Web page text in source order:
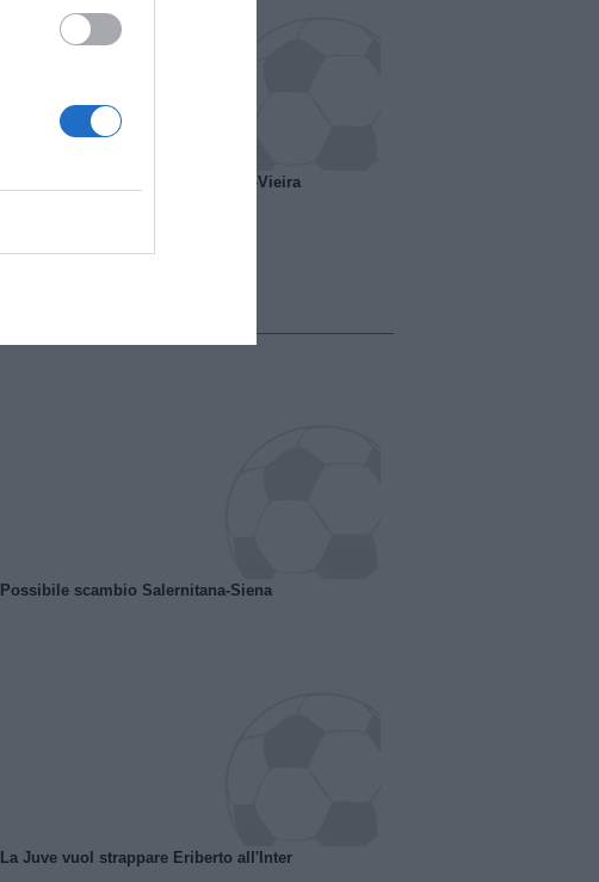
A gennaio ipotesi scambio Davids-Vieira
Possibile scambio Salernitana-Siena
La Juve vuol strappare Eriberto all'Inter